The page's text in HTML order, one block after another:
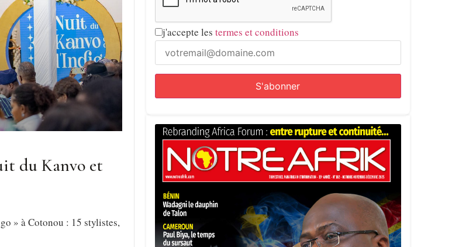
du Kanvo et
» à Cotonou : 15 stylistes,
j'accepte les termes et conditions